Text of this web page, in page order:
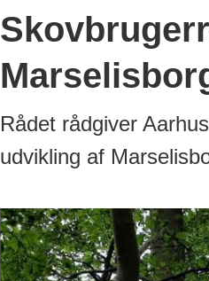
Rådet rådgiver
udvikling af